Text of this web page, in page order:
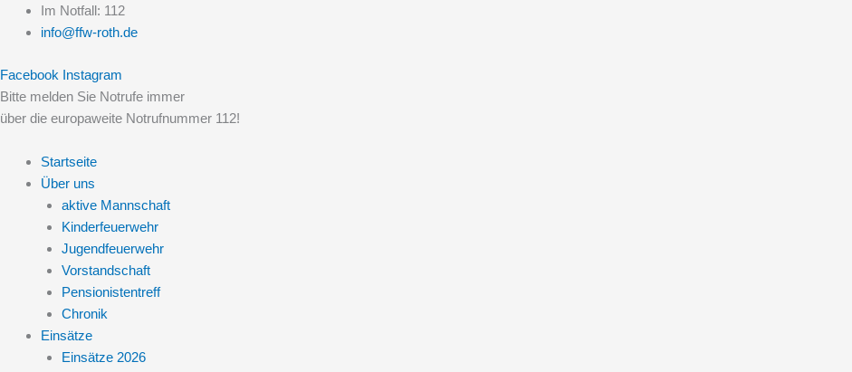
Inhalt
Im Notfall: 112
info@ffw-roth.de
Facebook Instagram
Bitte melden Sie Notrufe immer
über die europaweite Notrufnummer 112!
Startseite
Über uns
aktive Mannschaft
Kinderfeuerwehr
Jugendfeuerwehr
Vorstandschaft
Pensionistentreff
Chronik
Einsätze
Einsätze 2026